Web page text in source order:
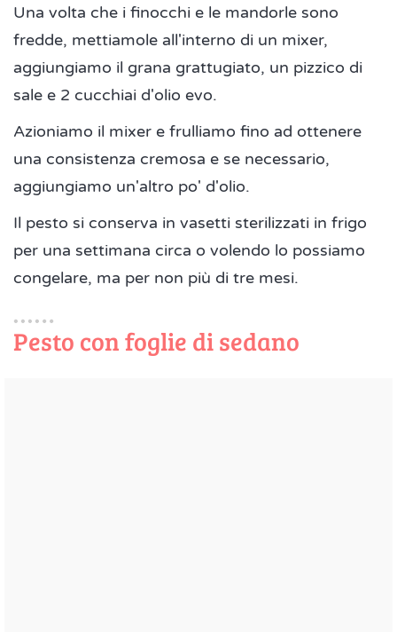
Una volta che i finocchi e le mandorle sono
fredde, mettiamole all'interno di un mixer,
aggiungiamo il grana grattugiato, un pizzico di
sale e 2 cucchiai d'olio evo.
Azioniamo il mixer e frulliamo fino ad ottenere
una consistenza cremosa e se necessario,
aggiungiamo un'altro po' d'olio.
Il pesto si conserva in vasetti sterilizzati in frigo
per una settimana circa o volendo lo possiamo
congelare, ma per non più di tre mesi.
Pesto con foglie di sedano